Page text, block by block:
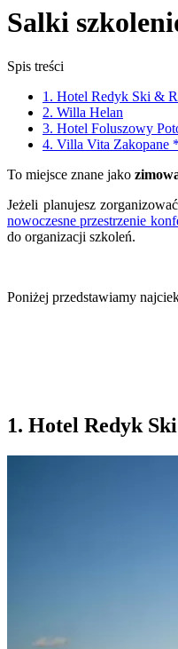
Salki
Spis treści
1. Hotel Redyk Ski &
2. Willa Helan
3. Hotel Foluszowy
4. Villa Vita Zakopane
To miejsce znane jako
Jeżeli planujesz
nowoczesne przestrzenie
do organizacji szkoleń.
Poniżej przedstawiamy
1. Hotel Redyk